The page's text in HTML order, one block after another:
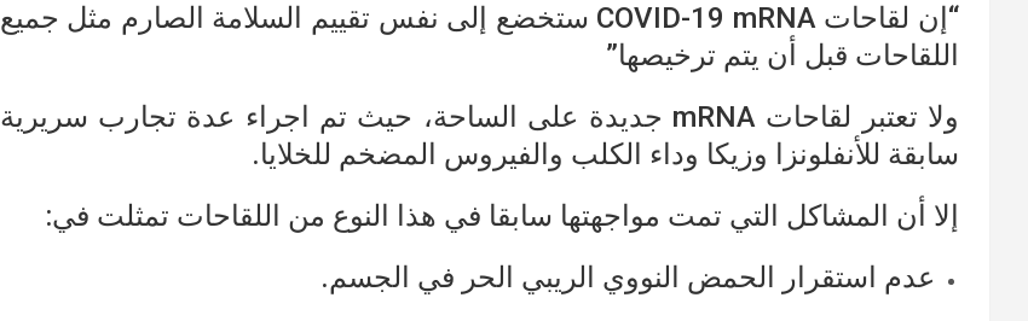
“إن لقاحات COVID-19 mRNA ستخضع إلى نفس تقييم السلامة الصارم مثل جميع
اللقاحات قبل أن يتم ترخيصها”
ولا تعتبر لقاحات mRNA جديدة على الساحة، حيث تم اجراء عدة تجارب سريرية
سابقة للأنفلونزا وزيكا وداء الكلب والفيروس المضخم للخلايا.
إلا أن المشاكل التي تمت مواجهتها سابقا في هذا النوع من اللقاحات تمثلت في:
عدم استقرار الحمض النووي الريبي الحر في الجسم.